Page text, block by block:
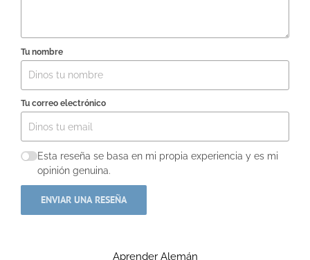
Tu nombre
Tu correo electrónico
Esta reseña se basa en mi propia experiencia y es mi
opinión genuina.
ENVIAR UNA RESEÑA
Aprender Alemán